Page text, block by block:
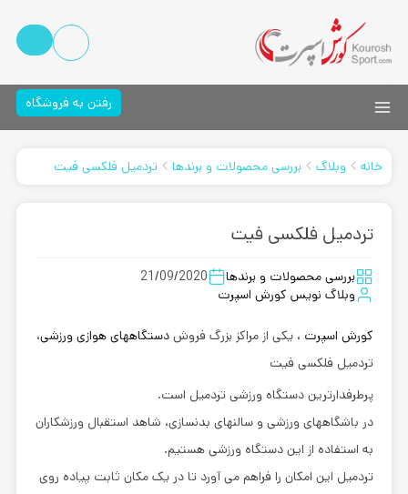
رفتن به فروشگاه
خانه وبلاگ بررسی محصولات و برندها تردمیل فلکسی فیت
تردمیل فلکسی فیت
بررسی محصولات و برندها
21/09/2020
وبلاگ نویس کورش اسپرت
کورش اسپرت ، یکی از مراکز بزرگ فروش دستگاههای هوازی ورزشی،
تردمیل فلکسی فیت
پرطرفدارترین دستگاه ورزشی تردمیل است.
در باشگاههای ورزشی و سالنهای بدنسازی، شاهد استقبال ورزشکاران
به استفاده از این دستگاه ورزشی هستیم.
تردمیل این امکان را فراهم می آورد تا در یک مکان ثابت پیاده روی